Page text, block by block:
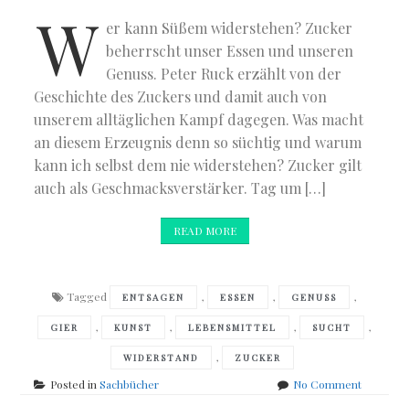
W er kann Süßem widerstehen? Zucker
beherrscht unser Essen und unseren
Genuss. Peter Ruck erzählt von der
Geschichte des Zuckers und damit auch von
unserem alltäglichen Kampf dagegen. Was macht
an diesem Erzeugnis denn so süchtig und warum
kann ich selbst dem nie widerstehen? Zucker gilt
auch als Geschmacksverstärker. Tag um […]
READ MORE
Tagged ENTSAGEN , ESSEN , GENUSS ,
GIER , KUNST , LEBENSMITTEL , SUCHT ,
WIDERSTAND , ZUCKER
Posted inSachbücher No Commenton